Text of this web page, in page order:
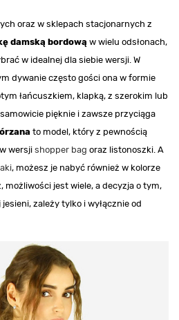
oraz w sklepach stacjonarnych z
damską bordową w wielu odsłonach,
w idealnej dla siebie wersji. W
dywanie często gości ona w formie
łańcuszkiem, klapką, z szerokim lub
pięknie i zawsze przyciąga
to model, który z pewnością
wersji shopper bag oraz listonoszki. A
, możesz je nabyć również w kolorze
możliwości jest wiele, a decyzja o tym,
zależy tylko i wyłącznie od